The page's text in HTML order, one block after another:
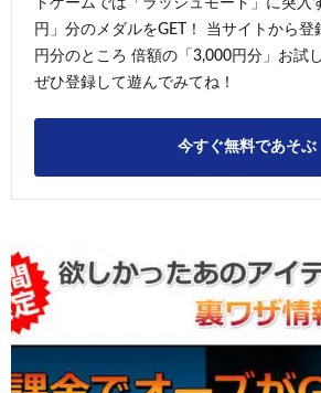
円」分のメダルをGET！ 当サイトから
円分のところ 倍額の「3,000円分」お試
ぜひ登録して遊んでみてね！
今すぐ無料であそぶ